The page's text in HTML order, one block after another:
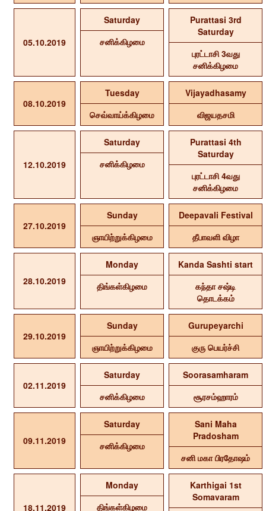
05.10.2019
Saturday
சனிக்கிழமை
Purattasi 3rd
Saturday
புரட்டாசி 3வது
சனிக்கிழமை
08.10.2019
Tuesday
செவ்வாய்க்கிழமை
Vijayadhasamy
விஜயதசமி
12.10.2019
Saturday
சனிக்கிழமை
Purattasi 4th
Saturday
புரட்டாசி 4வது
சனிக்கிழமை
27.10.2019
Sunday
ஞாயிற்றுக்கிழமை
Deepavali Festival
தீபாவளி விழா
28.10.2019
Monday
திங்கள்கிழமை
Kanda Sashti start
கந்தா சஷ்டி
தொடக்கம்
29.10.2019
Sunday
ஞாயிற்றுக்கிழமை
Gurupeyarchi
குரு பெயர்ச்சி
02.11.2019
Saturday
சனிக்கிழமை
Soorasamharam
சூரசம்ஹாரம்
09.11.2019
Saturday
சனிக்கிழமை
Sani Maha
Pradosham
சனி மகா பிரதோஷம்
18.11.2019
Monday
திங்கள்கிழமை
Karthigai 1st
Somavaram